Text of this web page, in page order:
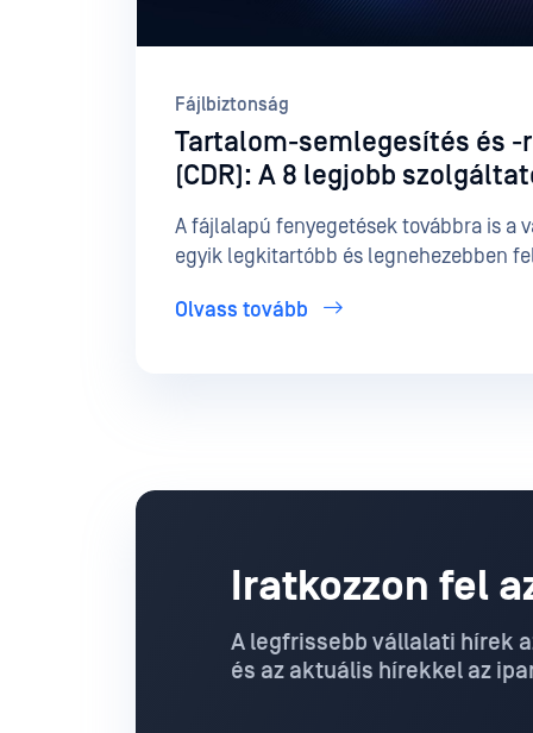
Fájlbiztonság
Tartalom-semlegesítés és -
(CDR): A 8 legjobb
A fájlalapú fenyegetések továbbra is a
egyik legkitartóbb és legnehezebben
látszólag biztonságos fájlokba rejtett
Olvass tovább
Iratkozzon fel
A legfrissebb vállalati hírek
és az aktuális hírekkel az